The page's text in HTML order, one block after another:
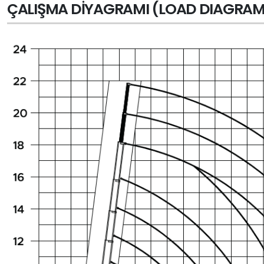
ÇALIŞMA DIYAGRAMI (LOAD